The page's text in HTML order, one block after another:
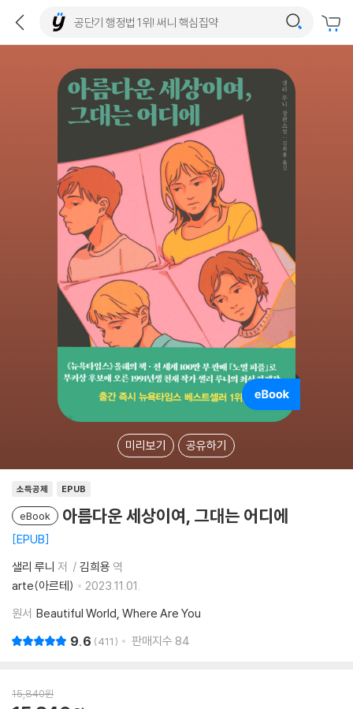
미리보기 공유하기
소득공제 EPUB
eBook 아름다운 세상이여, 그대는 어디에
EPUB
샐리 루니 저 김희용 역
arte(아르테)
2023.11.01.
원서 Beautiful World, Where Are You
9.6 411 판매지수 84
15,840원